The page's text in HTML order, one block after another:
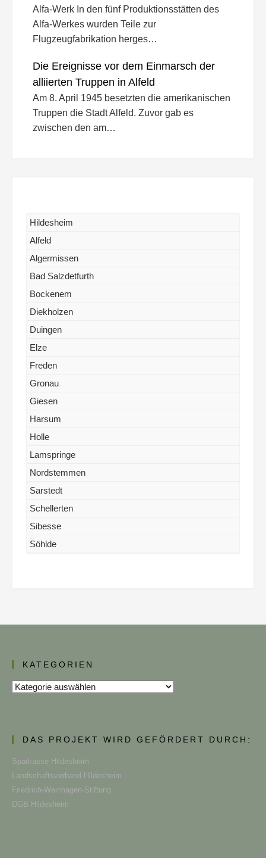
Alfa-Werk In den fünf Produktionsstätten des
Alfa-Werkes wurden Teile zur
Flugzeugfabrikation herges…
Die Ereignisse vor dem Einmarsch der
alliierten Truppen in Alfeld
Am 8. April 1945 besetzten die amerikanischen
Truppen die Stadt Alfeld. Zuvor gab es
zwischen den am…
Hildesheim
Alfeld
Algermissen
Bad Salzdetfurth
Bockenem
Diekholzen
Duingen
Elze
Freden
Gronau
Giesen
Harsum
Holle
Lamspringe
Nordstemmen
Sarstedt
Schellerten
Sibesse
Söhlde
KATEGORIEN
Kategorien
DAS PROJEKT WIRD GEFÖRDERT DURCH:
Sparkasse Hildesheim
Landschaftsverband Hildesheim
Friedrich-Weinhagen-Stiftung
DGB Hildesheim